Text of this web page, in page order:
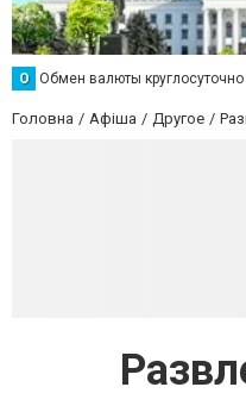
О Обмен валюты круглосуточно
Головна Афіша Другое